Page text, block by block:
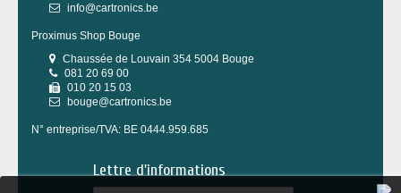
info@cartronics.be
Proximus Shop Bouge
Chaussée de Louvain 354 5004 Bouge
081 20 69 00
010 20 15 03
bouge@cartronics.be
N° entreprise/TVA: BE 0444.959.685
Lettre d'informations